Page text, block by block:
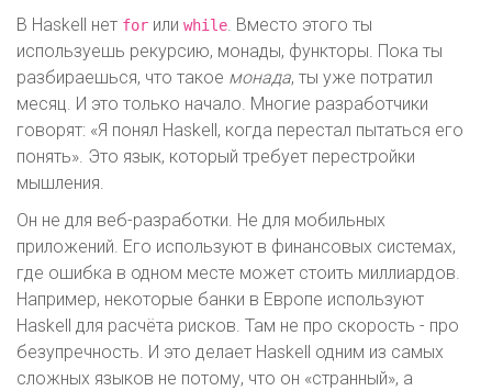
В Haskell нет for или while. Вместо этого ты
используешь рекурсию, монады, функторы. Пока ты
разбираешься, что такое монада, ты уже потратил
месяц. И это только начало. Многие разработчики
говорят: «Я понял Haskell, когда перестал пытаться его
понять». Это язык, который требует перестройки
мышления.
Он не для веб-разработки. Не для мобильных
приложений. Его используют в финансовых системах,
где ошибка в одном месте может стоить миллиардов.
Например, некоторые банки в Европе используют
Haskell для расчёта рисков. Там не про скорость - про
безупречность. И это делает Haskell одним из самых
сложных языков не потому, что он «странный», а